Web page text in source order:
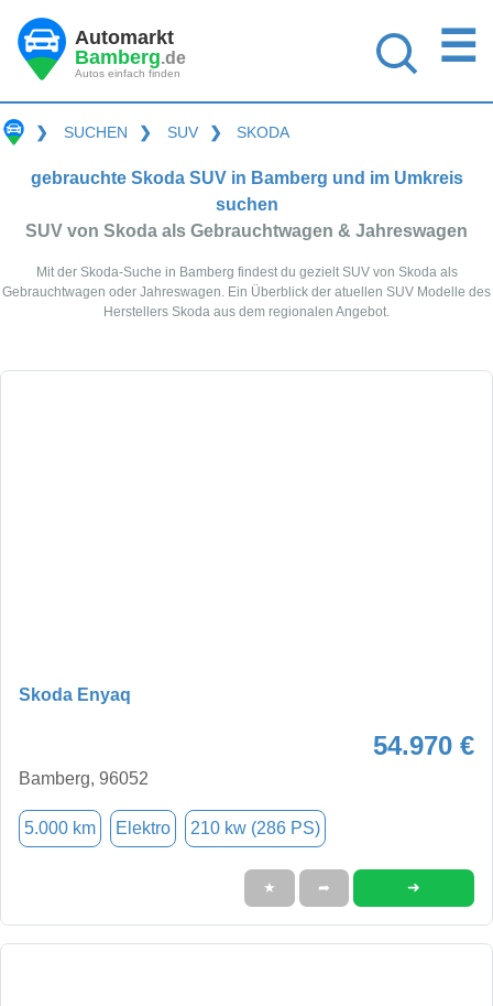
Automarkt
Bamberg.de
Autos einfach finden
☰
❯ SUCHEN ❯ SUV ❯ SKODA
gebrauchte Skoda SUV in Bamberg und im Umkreis
suchen
SUV von Skoda als Gebrauchtwagen & Jahreswagen
Mit der Skoda-Suche in Bamberg findest du gezielt SUV von Skoda als
Gebrauchtwagen oder Jahreswagen. Ein Überblick der atuellen SUV Modelle des
Herstellers Skoda aus dem regionalen Angebot.
Skoda Enyaq
54.970 €
Bamberg, 96052
5.000 km Elektro 210 kw (286 PS)
★ ➦ ➜